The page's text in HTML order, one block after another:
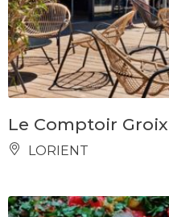
Le Comptoir
LORIENT